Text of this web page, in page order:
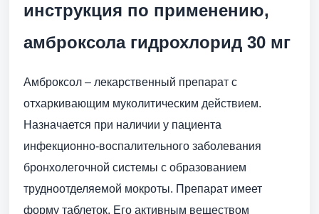
инструкция по применению,
амброксола гидрохлорид 30 мг
Амброксол – лекарственный препарат с
отхаркивающим муколитическим действием.
Назначается при наличии у пациента
инфекционно-воспалительного заболевания
бронхолегочной системы с образованием
трудноотделяемой мокроты. Препарат имеет
форму таблеток. Его активным веществом